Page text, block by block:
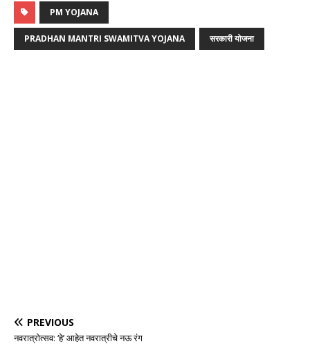
PM YOJANA
PRADHAN MANTRI SWAMITVA YOJANA सरकारी योजना
PREVIOUS
नवरात्रोत्सव: ‘हे’ आहेत नवरात्रीचे नऊ रंग